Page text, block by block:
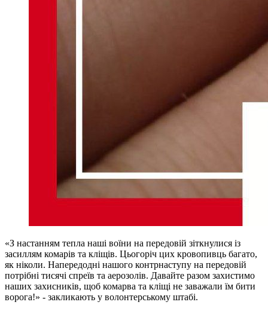
«З настанням тепла наші воїни на передовій зіткнулися із
засиллям комарів та кліщів. Цьогоріч цих кровопивць багато,
як ніколи. Напередодні нашого контрнаступу на передовій
потрібні тисячі спреїв та аерозолів. Давайте разом захистимо
наших захисників, щоб комарва та кліщі не заважали їм бити
ворога!» - закликають у волонтерському штабі.